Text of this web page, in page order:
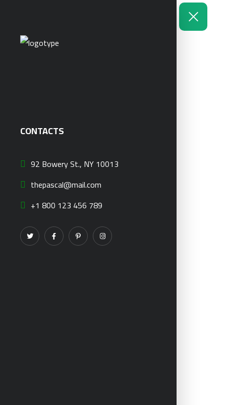
CONTACTS
92 Bowery St., NY 10013
thepascal@mail.com
+1 800 123 456 789